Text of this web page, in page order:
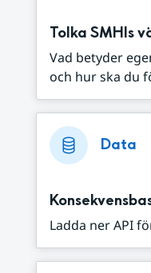
Tolka SMHIs
Vad betyder
och hur ska du
Data
Ladda ner API